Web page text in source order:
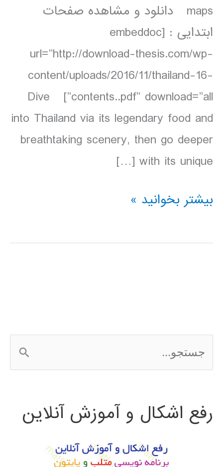
maps دانلود و مشاهده صفحات
ابتدایی : [embeddoc
url=”http://download-thesis.com/wp-
content/uploads/2016/11/thailand-16-
contents..pdf” download=”all”] Dive
into Thailand via its legendary food and
breathtaking scenery, then go deeper
with its unique […]
دانلود
lonely
بیشتر بخوانید »
س
ج
رفع اشکال و آموزش آنلاین